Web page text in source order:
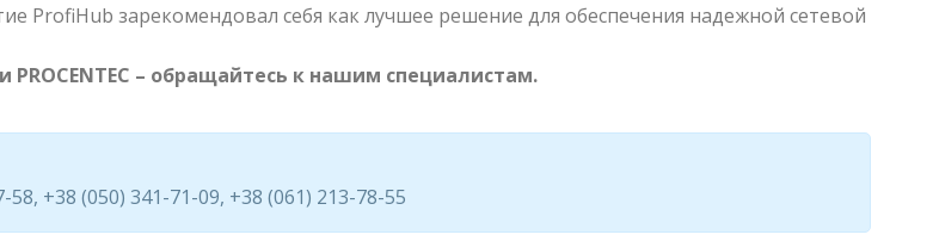
ProfiHub зарекомендовал себя как лучшее решение для обеспечения надежной сетевой
PROCENTEC – обращайтесь к нашим специалистам.
58, +38 (050) 341-71-09, +38 (061) 213-78-55